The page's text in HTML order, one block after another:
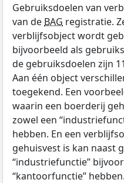
Gebruiksdoelen van
van de BAG registratie.
verblijfsobject wordt
bijvoorbeeld als
de gebruiksdoelen zijn
Aan één object
toegekend. Een
waarin een boerderij
zowel een
hebben. En een
gehuisvest is kan naast
“industriefunctie”
“kantoorfunctie” hebben.